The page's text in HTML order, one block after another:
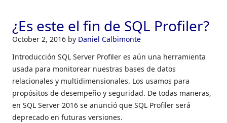
¿Es este el fin de SQL Profiler?
October 2, 2016 by Daniel Calbimonte
Introducción SQL Server Profiler es aún una herramienta
usada para monitorear nuestras bases de datos
relacionales y multidimensionales. Los usamos para
propósitos de desempeño y seguridad. De todas maneras,
en SQL Server 2016 se anunció que SQL Profiler será
deprecado en futuras versiones.